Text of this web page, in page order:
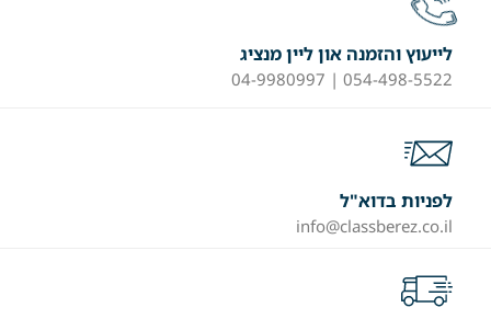
לייעוץ והזמנה און ליין מנציג
054-498-5522 | 04-9980997
לפניות בדוא"ל
info@classberez.co.il